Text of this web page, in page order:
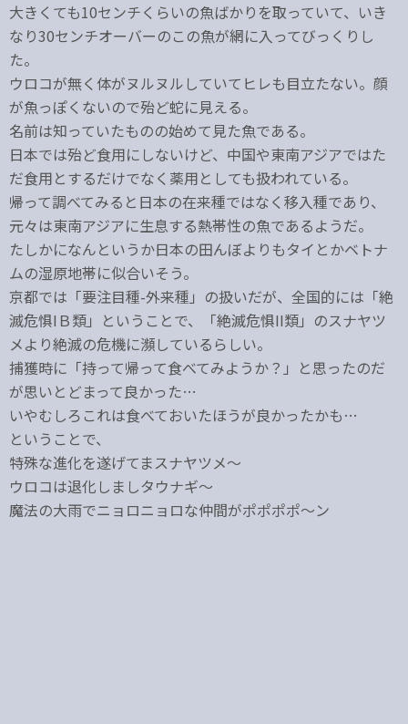
大きくても10センチくらいの魚ばかりを取っていて、いき
なり30センチオーバーのこの魚が網に入ってびっくりし
た。
ウロコが無く体がヌルヌルしていてヒレも目立たない。顔
が魚っぽくないので殆ど蛇に見える。
名前は知っていたものの始めて見た魚である。
日本では殆ど食用にしないけど、中国や東南アジアではた
だ食用とするだけでなく薬用としても扱われている。
帰って調べてみると日本の在来種ではなく移入種であり、
元々は東南アジアに生息する熱帯性の魚であるようだ。
たしかになんというか日本の田んぼよりもタイとかベトナ
ムの湿原地帯に似合いそう。
京都では「要注目種-外来種」の扱いだが、全国的には「絶
滅危惧IＢ類」ということで、「絶滅危惧II類」のスナヤツ
メより絶滅の危機に瀕しているらしい。
捕獲時に「持って帰って食べてみようか？」と思ったのだ
が思いとどまって良かった…
いやむしろこれは食べておいたほうが良かったかも…
ということで、
特殊な進化を遂げてまスナヤツメ～
ウロコは退化しましタウナギ～
魔法の大雨でニョロニョロな仲間がポポポポ～ン